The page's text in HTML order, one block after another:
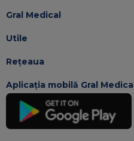
Gral Medical
Utile
Rețeaua
Aplicația mobilă Gral Medical